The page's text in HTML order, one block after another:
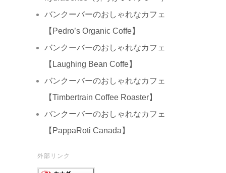
バンクーバーのおしゃれなカフェ
【Pedro’s Organic Coffe】
バンクーバーのおしゃれなカフェ
【Laughing Bean Coffe】
バンクーバーのおしゃれなカフェ
【Timbertrain Coffee Roaster】
バンクーバーのおしゃれなカフェ
【PappaRoti Canada】
外部リンク